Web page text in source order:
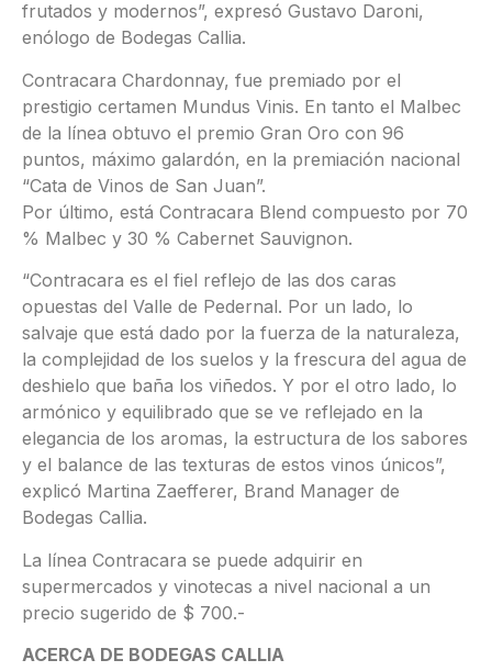
frutados y modernos”, expresó Gustavo Daroni,
enólogo de Bodegas Callia.
Contracara Chardonnay, fue premiado por el
prestigio certamen Mundus Vinis. En tanto el Malbec
de la línea obtuvo el premio Gran Oro con 96
puntos, máximo galardón, en la premiación nacional
“Cata de Vinos de San Juan”.
Por último, está Contracara Blend compuesto por 70
% Malbec y 30 % Cabernet Sauvignon.
“Contracara es el fiel reflejo de las dos caras
opuestas del Valle de Pedernal. Por un lado, lo
salvaje que está dado por la fuerza de la naturaleza,
la complejidad de los suelos y la frescura del agua de
deshielo que baña los viñedos. Y por el otro lado, lo
armónico y equilibrado que se ve reflejado en la
elegancia de los aromas, la estructura de los sabores
y el balance de las texturas de estos vinos únicos”,
explicó Martina Zaefferer, Brand Manager de
Bodegas Callia.
La línea Contracara se puede adquirir en
supermercados y vinotecas a nivel nacional a un
precio sugerido de $ 700.-
ACERCA DE BODEGAS CALLIA